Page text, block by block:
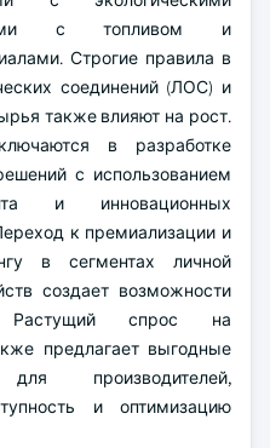
с топливом и
Строгие правила в
соединений (ЛОС) и
также влияют на рост.
в разработке
с использованием
и инновационных
к премиализации и
в сегментах личной
создает возможности
Растущий спрос на
предлагает выгодные
производителей,
и оптимизацию